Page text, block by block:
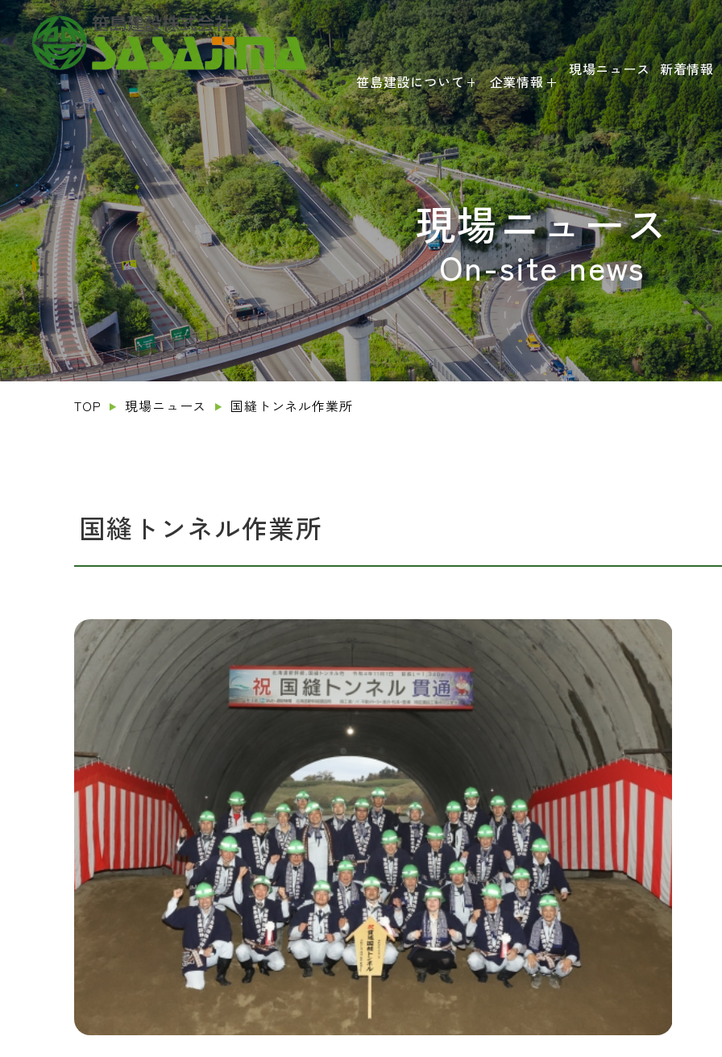
笹島建設について
笹島建設の強み
技術力紹介
施工実績
企業情報
事業内容
代表挨拶
会社概要
沿革
事業所一覧
現場ニュース 新着情報
現場ニュース
On-site news
TOP 現場ニュース 国縫トンネル作業所
国縫トンネル作業所